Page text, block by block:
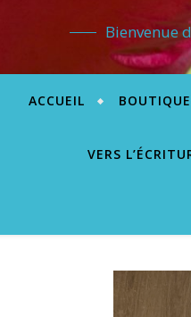
Bienvenue
ACCUEIL BOUTIQUE
VERS